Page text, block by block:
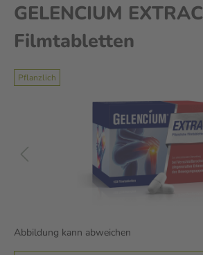
GELENCIUM
Filmtabletten
Pflanzlich
Abbildung kann abweichen